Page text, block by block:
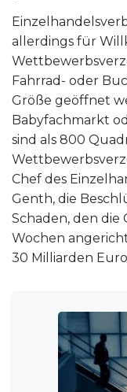
allerdings für
Fahrrad- oder
Größe geöffnet
Babyfachmarkt
sind als 800
Chef des
Genth, die
Schaden, den die
Wochen
30 Milliarden